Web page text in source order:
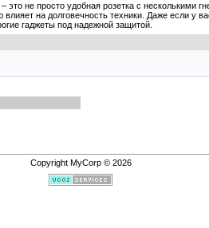
это не просто удобная розетка с
на долговечность техники. Даже если у
гаджеты под надежной защитой.
Copyright MyCorp © 2026